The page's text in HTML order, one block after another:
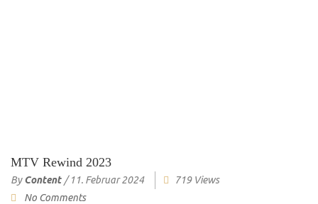
MTV Rewind 2023
By Content /11. Februar 2024
719 Views
No Comments